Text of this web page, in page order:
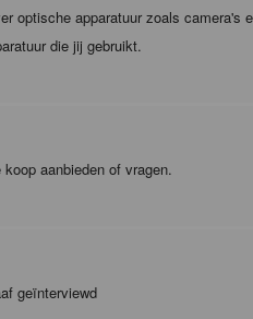
optische apparatuur zoals camera's
die jij gebruikt.
aanbieden of vragen.
geïnterviewd